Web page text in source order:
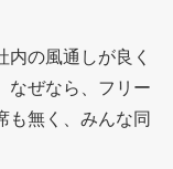
の風通しが良く
なぜなら、フリー
も無く、みんな同